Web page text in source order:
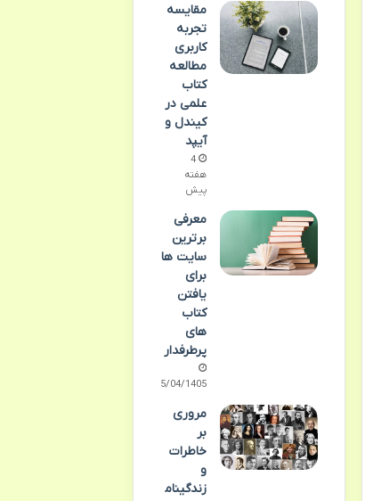
مقایسه
تجربه
کاربری
مطالعه
کتاب
علمی در
کیندل و
آیپد
4
هفته
پیش
معرفی
برترین
سایت ها
برای
یافتن
کتاب
های
پرطرفدار
15/04/1405
مروری
بر
خاطرات
و
زندگینام